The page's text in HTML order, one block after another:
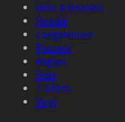
Hats & Beanies
Hoodie
Longsleeves
Posters
Raglan
Shirt
T-Shirts
Vinyl